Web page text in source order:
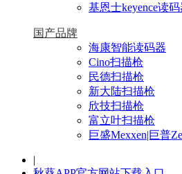
基恩士keyence读码
国产品牌
海康智能读码器
Cino扫描枪
民德扫描枪
新大陆扫描枪
欣技扫描枪
富立叶扫描枪
巨盛Mexxen|巨普
|